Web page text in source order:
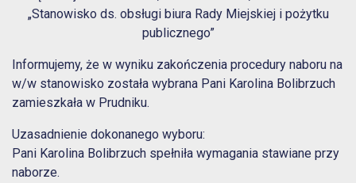
„Stanowisko ds. obsługi biura Rady Miejskiej i pożytku
publicznego”
Informujemy, że w wyniku zakończenia procedury naboru na
w/w stanowisko została wybrana Pani Karolina Bolibrzuch
zamieszkała w Prudniku.
Uzasadnienie dokonanego wyboru:
Pani Karolina Bolibrzuch spełniła wymagania stawiane przy
naborze.